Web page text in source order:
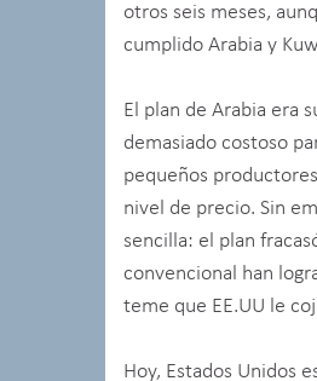
otros seis meses,
cumplido Arabia y
El plan de Arabia era
demasiado costoso
pequeños
nivel de precio. Sin
sencilla: el plan
convencional han
teme que EE.UU le
Hoy, Estados Unidos